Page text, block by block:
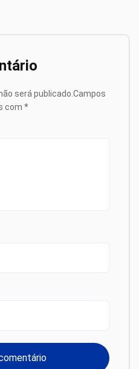
será publicado. Campos
com *